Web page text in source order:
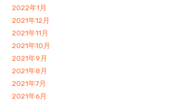
2022年1月
2021年12月
2021年11月
2021年10月
2021年9月
2021年8月
2021年7月
2021年6月